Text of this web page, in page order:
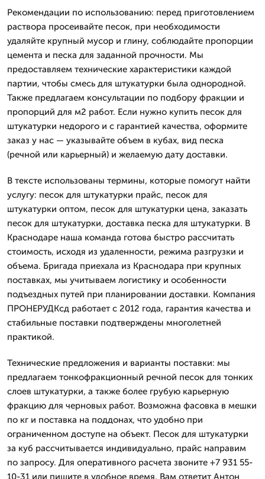
Рекомендации по использованию: перед приготовлением
раствора просеивайте песок, при необходимости
удаляйте крупный мусор и глину, соблюдайте пропорции
цемента и песка для заданной прочности. Мы
предоставляем технические характеристики каждой
партии, чтобы смесь для штукатурки была однородной.
Также предлагаем консультации по подбору фракции и
пропорций для м2 работ. Если нужно купить песок для
штукатурки недорого и с гарантией качества, оформите
заказ у нас — указывайте объем в кубах, вид песка
(речной или карьерный) и желаемую дату доставки.
В тексте использованы термины, которые помогут найти
услугу: песок для штукатурки прайс, песок для
штукатурки оптом, песок для штукатурки цена, заказать
песок для штукатурки, доставка песка для штукатурки. В
Краснодаре наша команда готова быстро рассчитать
стоимость, исходя из удаленности, режима разгрузки и
объема. Бригада приехала из Краснодара при крупных
поставках, мы учитываем логистику и особенности
подъездных путей при планировании доставки. Компания
ПРОНЕРУДКсд работает с 2012 года, гарантия качества и
стабильные поставки подтверждены многолетней
практикой.
Технические предложения и варианты поставки: мы
предлагаем тонкофракционный речной песок для тонких
слоев штукатурки, а также более грубую карьерную
фракцию для черновых работ. Возможна фасовка в мешки
по кг и поставка на поддонах, что удобно при
ограниченном доступе на объект. Песок для штукатурки
за куб рассчитывается индивидуально, прайс направим
по запросу. Для оперативного расчета звоните +7 931 55-
10-31 или пишите в удобное время, Вам ответит Антон